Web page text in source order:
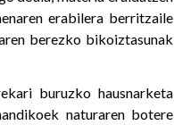
erabilera berritzaile
berezko bikoiztasunak
buruzko hausnarketa
naturaren botere